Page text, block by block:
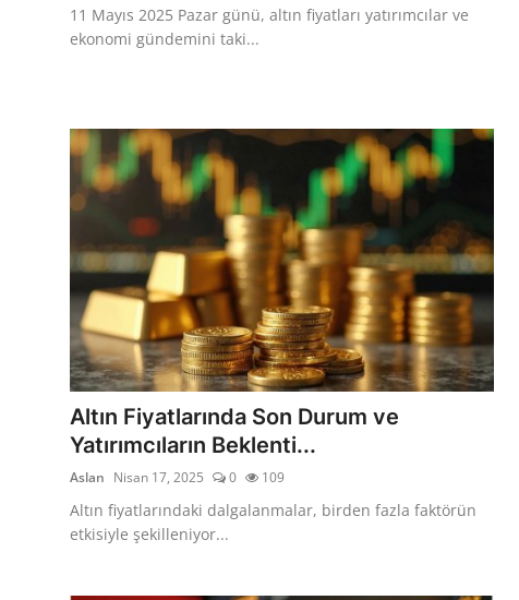
DİĞER ALTINLAR
11 Mayıs 2025 Pazar günü, altın fiyatları yatırımcılar ve
ekonomi gündemini taki...
Altın Fiyatlarında Son Durum ve
Yatırımcıların Beklenti...
Aslan Nisan 17, 2025 0 109
Altın fiyatlarındaki dalgalanmalar, birden fazla faktörün
etkisiyle şekilleniyor...